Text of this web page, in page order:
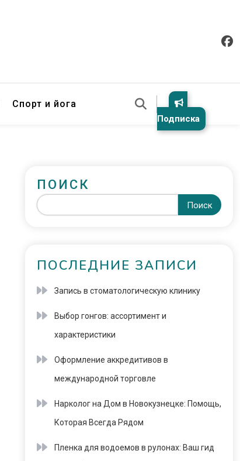
Спорт и йога
Подписка
ПОИСК
Поиск
ПОСЛЕДНИЕ ЗАПИСИ
Запись в стоматологическую клинику
Выбор гонгов: ассортимент и
характеристики
Оформление аккредитивов в
международной торговле
Нарколог на Дом в Новокузнецке: Помощь,
Которая Всегда Рядом
Пленка для водоемов в рулонах: Ваш гид